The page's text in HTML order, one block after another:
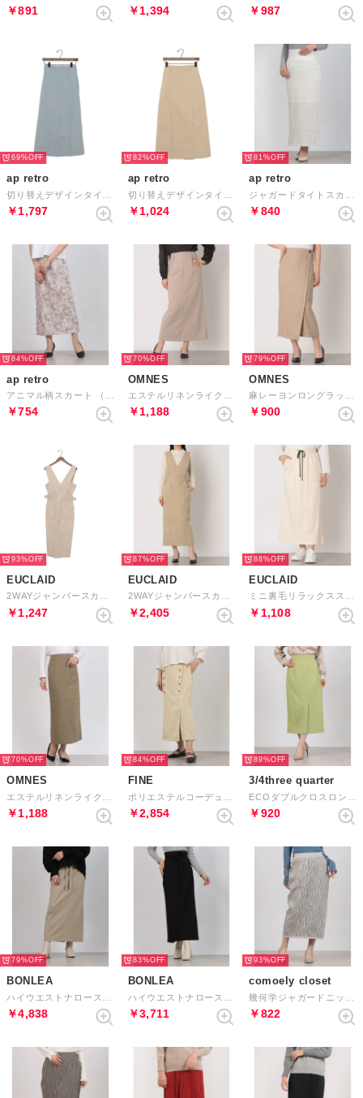
￥891 ￥1,394 ￥987
69%
ap retro
￥1,797
82%
ap retro
￥1,024
81%
ap retro
￥840
84%
ap retro
￥754
70%
OMNES
￥1,188
79%
OMNES
￥900
93%
EUCLAID
￥1,247
87%
EUCLAID
￥2,405
88%
EUCLAID
￥1,108
70%
OMNES
￥1,188
84%
FINE
￥2,854
89%
3/4three quarter
￥920
79%
BONLEA
￥4,838
83%
BONLEA
￥3,711
93%
comoely closet
￥822